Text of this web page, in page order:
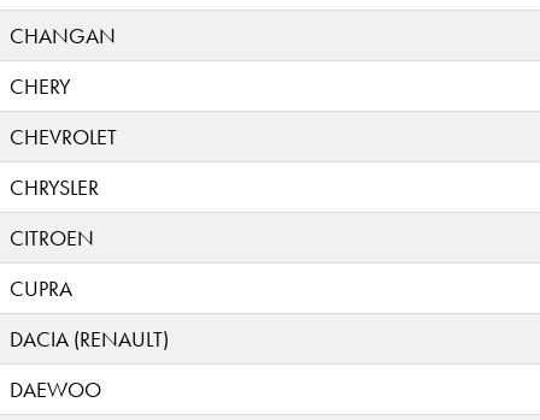
CHANGAN
CHERY
CHEVROLET
CHRYSLER
CITROEN
CUPRA
DACIA (RENAULT)
DAEWOO